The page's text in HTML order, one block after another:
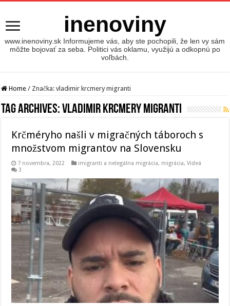
inenoviny
www.inenoviny.sk Informujeme vás, aby ste pochopili, že len vy sám
môžte bojovať za seba. Politici vás oklamu, využijú a odkopnú po
voľbách.
Home / Značka:vladimir krcmery migranti
Tag Archives:vladimir krcmery migranti
Krčméryho našli v migračných táboroch s
množstvom migrantov na Slovensku
7 novembra, 2022 imigranti a nelegálna migrácia, migrácia,Videá
3